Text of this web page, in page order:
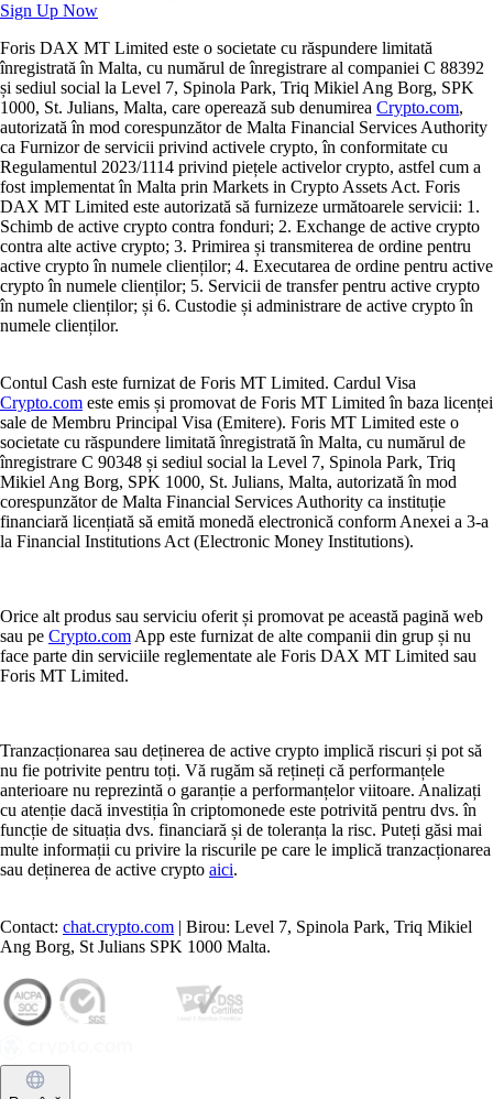
Sign Up Now
Foris DAX MT Limited este o societate cu răspundere limitată
înregistrată în Malta, cu numărul de înregistrare al companiei C 88392
și sediul social la Level 7, Spinola Park, Triq Mikiel Ang Borg, SPK
1000, St. Julians, Malta, care operează sub denumirea Crypto.com,
autorizată în mod corespunzător de Malta Financial Services Authority
ca Furnizor de servicii privind activele crypto, în conformitate cu
Regulamentul 2023/1114 privind piețele activelor crypto, astfel cum a
fost implementat în Malta prin Markets in Crypto Assets Act. Foris
DAX MT Limited este autorizată să furnizeze următoarele servicii: 1.
Schimb de active crypto contra fonduri; 2. Exchange de active crypto
contra alte active crypto; 3. Primirea și transmiterea de ordine pentru
active crypto în numele clienților; 4. Executarea de ordine pentru active
crypto în numele clienților; 5. Servicii de transfer pentru active crypto
în numele clienților; și 6. Custodie și administrare de active crypto în
numele clienților.
Contul Cash este furnizat de Foris MT Limited. Cardul Visa
Crypto.com este emis și promovat de Foris MT Limited în baza licenței
sale de Membru Principal Visa (Emitere). Foris MT Limited este o
societate cu răspundere limitată înregistrată în Malta, cu numărul de
înregistrare C 90348 și sediul social la Level 7, Spinola Park, Triq
Mikiel Ang Borg, SPK 1000, St. Julians, Malta, autorizată în mod
corespunzător de Malta Financial Services Authority ca instituție
financiară licențiată să emită monedă electronică conform Anexei a 3-a
la Financial Institutions Act (Electronic Money Institutions).
Orice alt produs sau serviciu oferit și promovat pe această pagină web
sau pe Crypto.com App este furnizat de alte companii din grup și nu
face parte din serviciile reglementate ale Foris DAX MT Limited sau
Foris MT Limited.
Tranzacționarea sau deținerea de active crypto implică riscuri și pot să
nu fie potrivite pentru toți. Vă rugăm să rețineți că performanțele
anterioare nu reprezintă o garanție a performanțelor viitoare. Analizați
cu atenție dacă investiția în criptomonede este potrivită pentru dvs. în
funcție de situația dvs. financiară și de toleranța la risc. Puteți găsi mai
multe informații cu privire la riscurile pe care le implică tranzacționarea
sau deținerea de active crypto aici.
Contact: chat.crypto.com | Birou: Level 7, Spinola Park, Triq Mikiel
Ang Borg, St Julians SPK 1000 Malta.